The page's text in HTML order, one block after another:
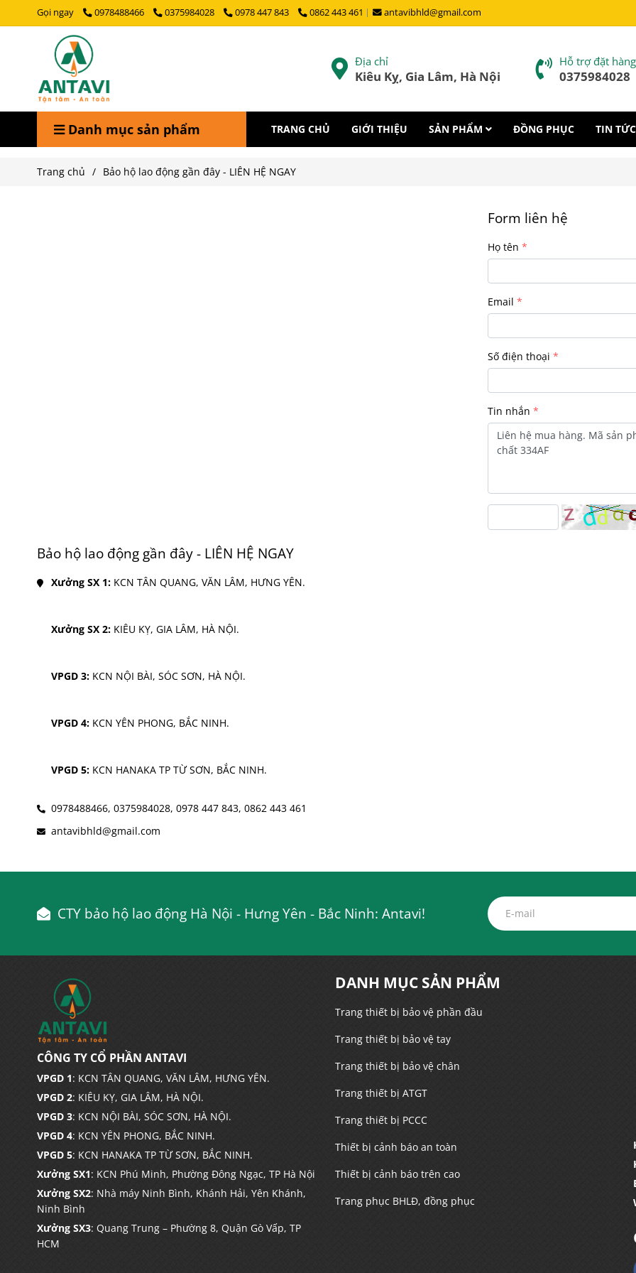
Gọi ngay 0978488466 0375984028 0978 447 843 0862 443 461 antavibhld@gmail.com
Địa chỉ
Kiêu Kỵ, Gia Lâm, Hà Nội
Hỗ trợ đặt hàng
0375984028
Danh mục sản phẩm TRANG CHỦ GIỚI THIỆU SẢN PHẨM ĐỒNG PHỤC TIN TỨC
Trang chủ / Bảo hộ lao động gần đây - LIÊN HỆ NGAY
Bảo hộ lao động gần đây - LIÊN HỆ NGAY
Xưởng SX 1: KCN TÂN QUANG, VĂN LÂM, HƯNG YÊN.
Xưởng SX 2: KIÊU KỴ, GIA LÂM, HÀ NỘI.
VPGD 3: KCN NỘI BÀI, SÓC SƠN, HÀ NỘI.
VPGD 4: KCN YÊN PHONG, BẮC NINH.
VPGD 5: KCN HANAKA TP TỪ SƠN, BẮC NINH.
0978488466, 0375984028, 0978 447 843, 0862 443 461
antavibhld@gmail.com
Form liên hệ
Họ tên
Email
Số điện thoại
Tin nhắn
CTY bảo hộ lao động Hà Nội - Hưng Yên - Bắc Ninh: Antavi!
CÔNG TY CỔ PHẦN ANTAVI
VPGD 1: KCN TÂN QUANG, VĂN LÂM, HƯNG YÊN.
VPGD 2: KIÊU KỴ, GIA LÂM, HÀ NỘI.
VPGD 3: KCN NỘI BÀI, SÓC SƠN, HÀ NỘI.
VPGD 4: KCN YÊN PHONG, BẮC NINH.
VPGD 5: KCN HANAKA TP TỪ SƠN, BẮC NINH.
Xưởng SX1: KCN Phú Minh, Phường Đông Ngạc, TP Hà Nội
Xưởng SX2: Nhà máy Ninh Bình, Khánh Hải, Yên Khánh,
Ninh Bình
Xưởng SX3: Quang Trung – Phường 8, Quận Gò Vấp, TP
HCM
DANH MỤC SẢN PHẨM
Trang thiết bị bảo vệ phần đầu
Trang thiết bị bảo vệ tay
Trang thiết bị bảo vệ chân
Trang thiết bị ATGT
Trang thiết bị PCCC
Thiết bị cảnh báo an toàn
Thiết bị cảnh báo trên cao
Trang phục BHLĐ, đồng phục